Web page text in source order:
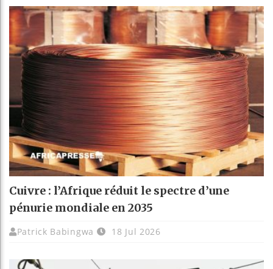
Cuivre : l’Afrique réduit le spectre d’une
pénurie mondiale en 2035
Patrick Babingwa 18 Jul 2026